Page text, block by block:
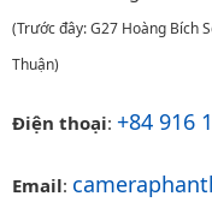
(Trước đây: G27 Hoàng Bích
Thuận)
Điện thoại: +84 916
Email: